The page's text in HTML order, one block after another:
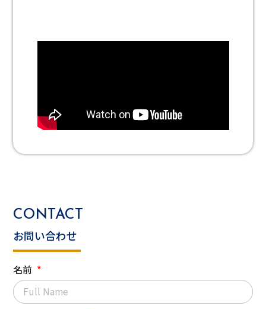
CONTACT
お問い合わせ
名前